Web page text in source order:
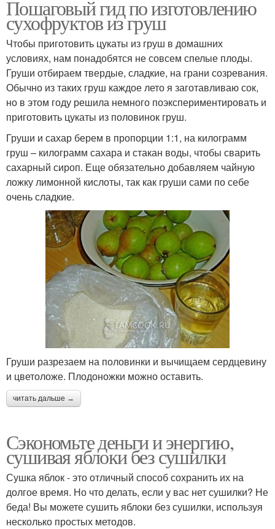
Пошаговый гид по изготовлению
сухофруктов из груш
Чтобы приготовить цукаты из груш в домашних
условиях, нам понадобятся не совсем спелые плоды.
Груши отбираем твердые, сладкие, на грани созревания.
Обычно из таких груш каждое лето я заготавливаю сок,
но в этом году решила немного поэкспериментировать и
приготовить цукаты из половинок груш.
Груши и сахар берем в пропорции 1:1, на килограмм
груш – килограмм сахара и стакан воды, чтобы сварить
сахарный сироп. Еще обязательно добавляем чайную
ложку лимонной кислоты, так как груши сами по себе
очень сладкие.
Груши разрезаем на половинки и вычищаем сердцевину
и цветоложе. Плодоножки можно оставить.
читать дальше →
Сэкономьте деньги и энергию,
сушивая яблоки без сушилки
Сушка яблок - это отличный способ сохранить их на
долгое время. Но что делать, если у вас нет сушилки? Не
беда! Вы можете сушить яблоки без сушилки, используя
несколько простых методов.